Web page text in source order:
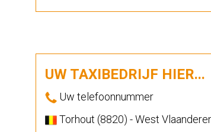
UW TAXIBEDRIJF HIER...
Uw telefoonnummer
Torhout (8820) - West